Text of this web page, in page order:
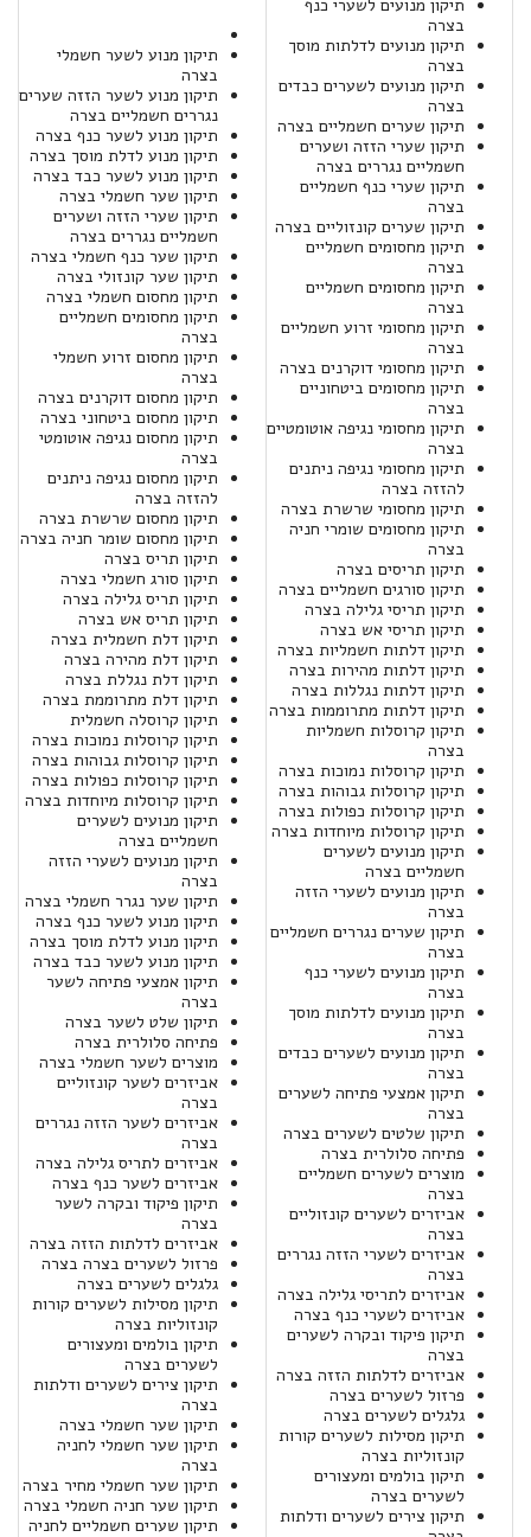
תיקון מנועים לשערי כנף
בצרה
תיקון מנועים לדלתות מוסך
בצרה
תיקון מנועים לשערים כבדים
בצרה
תיקון שערים חשמליים בצרה
תיקון שערי הזזה ושערים
חשמליים נגררים בצרה
תיקון שערי כנף חשמליים
בצרה
תיקון שערים קונזוליים בצרה
תיקון מחסומים חשמליים
בצרה
תיקון מחסומים חשמליים
בצרה
תיקון מחסומי זרוע חשמליים
בצרה
תיקון מחסומי דוקרנים בצרה
תיקון מחסומים ביטחוניים
בצרה
תיקון מחסומי נגיפה אוטומטיים
בצרה
תיקון מחסומי נגיפה ניתנים
להזזה בצרה
תיקון מחסומי שרשרת בצרה
תיקון מחסומים שומרי חניה
בצרה
תיקון תריסים בצרה
תיקון סורגים חשמליים בצרה
תיקון תריסי גלילה בצרה
תיקון תריסי אש בצרה
תיקון דלתות חשמליות בצרה
תיקון דלתות מהירות בצרה
תיקון דלתות נגללות בצרה
תיקון דלתות מתרוממות בצרה
תיקון קרוסלות חשמליות
בצרה
תיקון קרוסלות נמוכות בצרה
תיקון קרוסלות גבוהות בצרה
תיקון קרוסלות כפולות בצרה
תיקון קרוסלות מיוחדות בצרה
תיקון מנועים לשערים
חשמליים בצרה
תיקון מנועים לשערי הזזה
בצרה
תיקון שערים נגררים חשמליים
בצרה
תיקון מנועים לשערי כנף
בצרה
תיקון מנועים לדלתות מוסך
בצרה
תיקון מנועים לשערים כבדים
בצרה
תיקון אמצעי פתיחה לשערים
בצרה
תיקון שלטים לשערים בצרה
פתיחה סלולרית בצרה
מוצרים לשערים חשמליים
בצרה
אביזרים לשערים קונזוליים
בצרה
אביזרים לשערי הזזה נגררים
בצרה
אביזרים לתריסי גלילה בצרה
אביזרים לשערי כנף בצרה
תיקון פיקוד ובקרה לשערים
בצרה
אביזרים לדלתות הזזה בצרה
פרזול לשערים בצרה
גלגלים לשערים בצרה
תיקון מסילות לשערים קורות
קונזוליות בצרה
תיקון בולמים ומעצורים
לשערים בצרה
תיקון צירים לשערים ודלתות
תיקון מנוע לשער חשמלי
בצרה
תיקון מנוע לשער הזזה שערים
נגררים חשמליים בצרה
תיקון מנוע לשער כנף בצרה
תיקון מנוע לדלת מוסך בצרה
תיקון מנוע לשער כבד בצרה
תיקון שער חשמלי בצרה
תיקון שערי הזזה ושערים
חשמליים נגררים בצרה
תיקון שער כנף חשמלי בצרה
תיקון שער קונזולי בצרה
תיקון מחסום חשמלי בצרה
תיקון מחסומים חשמליים
בצרה
תיקון מחסום זרוע חשמלי
בצרה
תיקון מחסום דוקרנים בצרה
תיקון מחסום ביטחוני בצרה
תיקון מחסום נגיפה אוטומטי
בצרה
תיקון מחסום נגיפה ניתנים
להזזה בצרה
תיקון מחסום שרשרת בצרה
תיקון מחסום שומר חניה בצרה
תיקון תריס בצרה
תיקון סורג חשמלי בצרה
תיקון תריס גלילה בצרה
תיקון תריס אש בצרה
תיקון דלת חשמלית בצרה
תיקון דלת מהירה בצרה
תיקון דלת נגללת בצרה
תיקון דלת מתרוממת בצרה
תיקון קרוסלה חשמלית
תיקון קרוסלות נמוכות בצרה
תיקון קרוסלות גבוהות בצרה
תיקון קרוסלות כפולות בצרה
תיקון קרוסלות מיוחדות בצרה
תיקון מנועים לשערים
חשמליים בצרה
תיקון מנועים לשערי הזזה
בצרה
תיקון שער נגרר חשמלי בצרה
תיקון מנוע לשער כנף בצרה
תיקון מנוע לדלת מוסך בצרה
תיקון מנוע לשער כבד בצרה
תיקון אמצעי פתיחה לשער
בצרה
תיקון שלט לשער בצרה
פתיחה סלולרית בצרה
מוצרים לשער חשמלי בצרה
אביזרים לשער קונזוליים
בצרה
אביזרים לשער הזזה נגררים
בצרה
אביזרים לתריס גלילה בצרה
אביזרים לשער כנף בצרה
תיקון פיקוד ובקרה לשער
בצרה
אביזרים לדלתות הזזה בצרה
פרזול לשערים בצרה בצרה
גלגלים לשערים בצרה
תיקון מסילות לשערים קורות
קונזוליות בצרה
תיקון בולמים ומעצורים
לשערים בצרה
תיקון צירים לשערים ודלתות
בצרה
תיקון שער חשמלי בצרה
תיקון שער חשמלי לחניה
בצרה
תיקון שער חשמלי מחיר בצרה
תיקון שער חניה חשמלי בצרה
תיקון שערים חשמליים לחניה